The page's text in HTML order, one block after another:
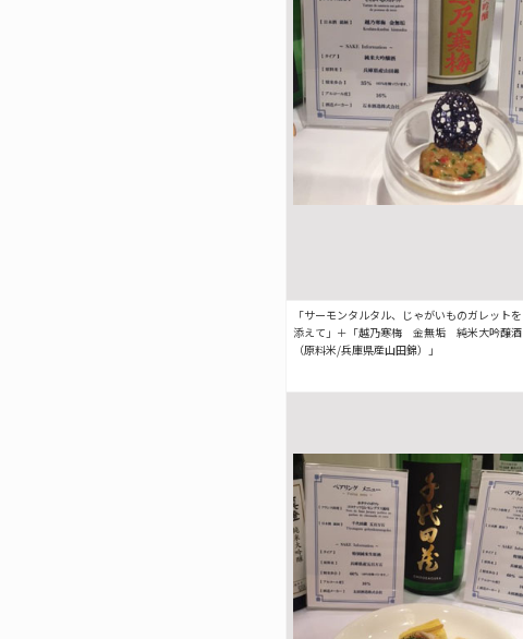
「サーモンタルタル、じゃがいものガレットを
添えて」＋「越乃寒梅 金無垢 純米大吟醸酒
（原料米/兵庫県産山田錦）」